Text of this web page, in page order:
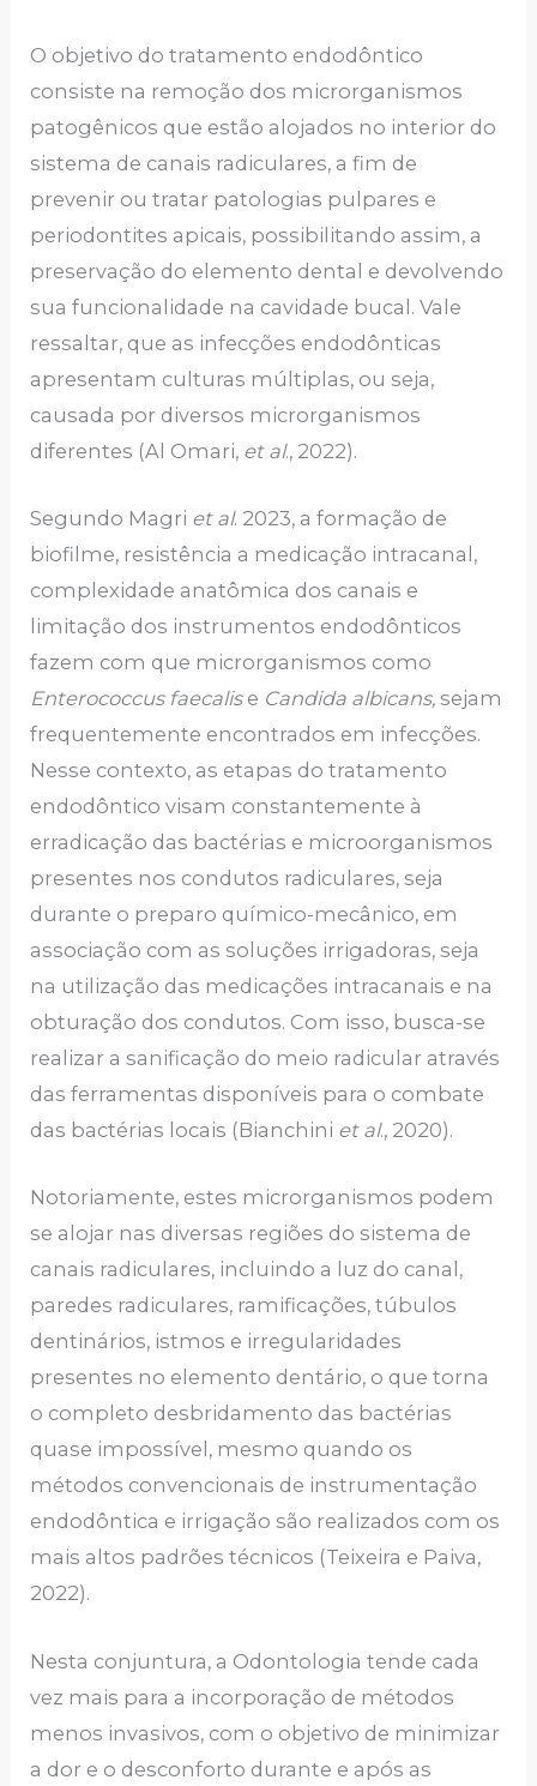
O objetivo do tratamento endodôntico
consiste na remoção dos microrganismos
patogênicos que estão alojados no interior do
sistema de canais radiculares, a fim de
prevenir ou tratar patologias pulpares e
periodontites apicais, possibilitando assim, a
preservação do elemento dental e devolvendo
sua funcionalidade na cavidade bucal. Vale
ressaltar, que as infecções endodônticas
apresentam culturas múltiplas, ou seja,
causada por diversos microrganismos
diferentes (Al Omari, et al., 2022).
Segundo Magri et al. 2023, a formação de
biofilme, resistência a medicação intracanal,
complexidade anatômica dos canais e
limitação dos instrumentos endodônticos
fazem com que microrganismos como
Enterococcus faecalis e Candida albicans,sejam
frequentemente encontrados em infecções.
Nesse contexto, as etapas do tratamento
endodôntico visam constantemente à
erradicação das bactérias e microorganismos
presentes nos condutos radiculares, seja
durante o preparo químico-mecânico, em
associação com as soluções irrigadoras, seja
na utilização das medicações intracanais e na
obturação dos condutos. Com isso, busca-se
realizar a sanificação do meio radicular através
das ferramentas disponíveis para o combate
das bactérias locais (Bianchini et al., 2020).
Notoriamente, estes microrganismos podem
se alojar nas diversas regiões do sistema de
canais radiculares, incluindo a luz do canal,
paredes radiculares, ramificações, túbulos
dentinários, istmos e irregularidades
presentes no elemento dentário, o que torna
o completo desbridamento das bactérias
quase impossível, mesmo quando os
métodos convencionais de instrumentação
endodôntica e irrigação são realizados com os
mais altos padrões técnicos (Teixeira e Paiva,
2022).
Nesta conjuntura, a Odontologia tende cada
vez mais para a incorporação de métodos
menos invasivos, com o objetivo de minimizar
a dor e o desconforto durante e após as